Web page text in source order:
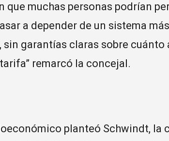
que muchas personas podrían
a depender de un sistema
sin garantías claras sobre
remarcó la concejal.
planteó Schwindt, la